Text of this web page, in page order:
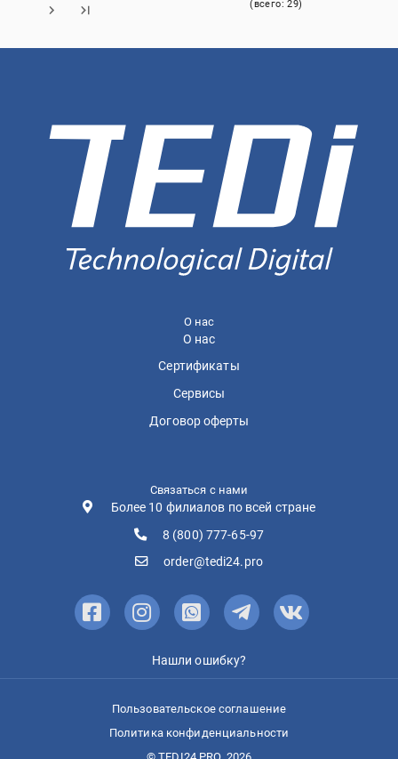
(всего:29)
О нас
О нас
Сертификаты
Сервисы
Договор оферты
Связаться с нами
Более 10 филиалов по всей стране
8 (800) 777-65-97
order@tedi24.pro
Нашли ошибку?
Пользовательское соглашение
Политика конфиденциальности